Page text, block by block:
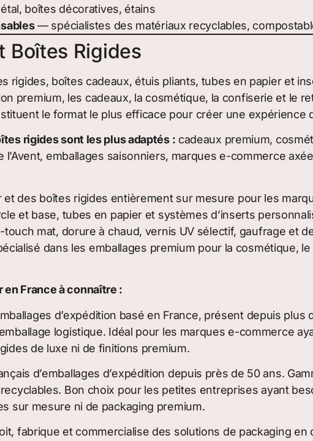
boîtes décoratives, étains
— spécialistes des matériaux recyclables,
Boîtes Rigides
rigides, boîtes cadeaux, étuis pliants, tubes en papier et
premium, les cadeaux, la cosmétique, la confiserie et le
le format le plus efficace pour créer une expérience
rigides sont les plus adaptés : cadeaux premium,
emballages saisonniers, marques e-commerce
et des boîtes rigides entièrement sur mesure pour les
et base, tubes en papier et systèmes d’inserts
mat, dorure à chaud, vernis UV sélectif, gaufrage et
dans les emballages premium pour la cosmétique,
France à connaître :
d’expédition basé en France, présent depuis
logistique. Idéal pour les marques e-commerce
de luxe ni de finitions premium.
d’emballages d’expédition depuis près de 50 ans.
Bon choix pour les petites entreprises ayant
sur mesure ni de packaging premium.
fabrique et commercialise des solutions de packaging en